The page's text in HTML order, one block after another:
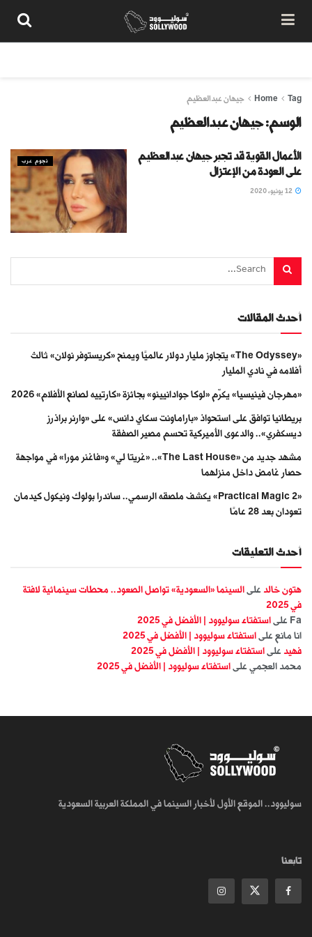
Home Tag جيهان عبدالعظيم
الوسم:جيهان عبدالعظيم
نجوم عرب
الأعمال القوية قد تجبر جيهان عبدالعظيم
على العودة من الإعتزال
أحدث المقالات
«The Odyssey» يتجاوز مليار دولار عالميًا ويمنح «كريستوفر نولان» ثالث
أفلامه في نادي المليار
«مهرجان فينيسيا» يكرّم «لوكا جوادانيينو» بجائزة «كارتييه لصانع الأفلام» 2026
بريطانيا توافق على استحواذ «باراماونت سكاي دانس» على «وارنر براذرز
ديسكفري».. والدعوى الأميركية تحسم مصير الصفقة
مشهد جديد من «The Last House».. «غريتا لي» و«فاغنر مورا» في مواجهة
حصار غامض داخل منزلهما
«Practical Magic 2» يكشف ملصقه الرسمي.. ساندرا بولوك ونيكول كيدمان
تعودان بعد 28 عامًا
أحدث التعليقات
هتون خالد على السينما «السعودية» تواصل الصعود.. محطات سينمائية لافتة
في 2025
Fa على استفتاء سوليوود | الأفضل في 2025
انا مانع على استفتاء سوليوود | الأفضل في 2025
فهيد على استفتاء سوليوود | الأفضل في 2025
محمد العجمي على استفتاء سوليوود | الأفضل في 2025
سوليوود.. الموقع الأول لأخبار السينما في المملكة العربية السعودية
تابعنا